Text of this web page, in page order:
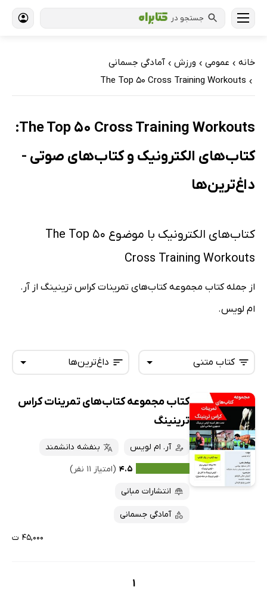
جستجو در
خانه › عمومی › ورزش › آمادگی جسمانی
›
The Top 50 Cross Training Workouts
The Top 50 Cross Training Workouts:
کتاب‌های الکترونیک و کتاب‌های صوتی -
داغ‌ترین‌ها
کتاب‌های الکترونیک با موضوع The Top 50
Cross Training Workouts
از جمله کتاب مجموعه کتاب‌های تمرینات کراس ترینینگ از آر.
ام لویس.
داغ‌ترین‌ها
تازه‌ها
پرفروش‌ها
پربحث‌ها
کتاب متنی
همه کتاب‌ها
کتاب‌های صوتی
کتاب‌های متنی
کتاب مجموعه کتاب‌های تمرینات کراس
ترینینگ
آر. ام لویس
بنفشه دانشمند
۴.۵ (امتیاز ۱۱ نفر)
انتشارات مبانی
آمادگی جسمانی
۴۵,۰۰۰ ت
1